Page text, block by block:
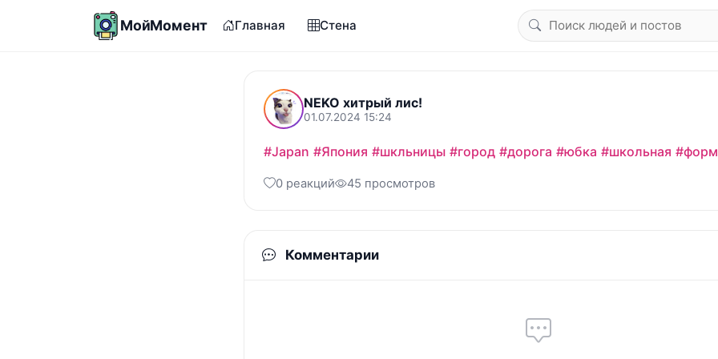
МойМомент Главная Стена
NEKO хитрый лис!
01.07.2024 15:24
#Japan #Япония #шкльницы #город #дорога #юбка #школьная
0 реакций 45 просмотров
Комментарии